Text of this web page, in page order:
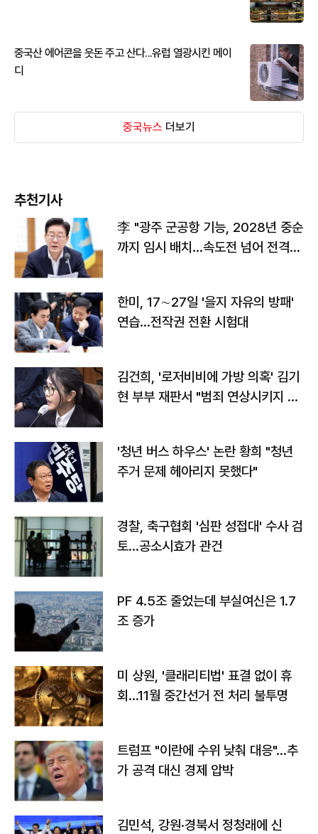
중국산 에어콘을 웃돈 주고 산다...유럽 열광시킨 메이
디
중국뉴스 더보기
추천기사
李 "광주 군공항 기능, 2028년 중순
까지 임시 배치…속도전 넘어 전격
한미, 17∼27일 '을지 자유의 방패'
연습…전작권 전환 시험대
김건희, '로저비비에 가방 의혹' 김기
현 부부 재판서 "범죄 연상시키지 말
'청년 버스 하우스' 논란 황희 "청년
주거 문제 헤아리지 못했다"
경찰, 축구협회 '심판 성접대' 수사 검
토…공소시효가 관건
PF 4.5조 줄었는데 부실여신은 1.7
조 증가
미 상원, '클래리티법' 표결 없이 휴
회…11월 중간선거 전 처리 불투명
트럼프 "이란에 수위 낮춰 대응"…추
가 공격 대신 경제 압박
김민석, 강원·경북서 정청래에 신